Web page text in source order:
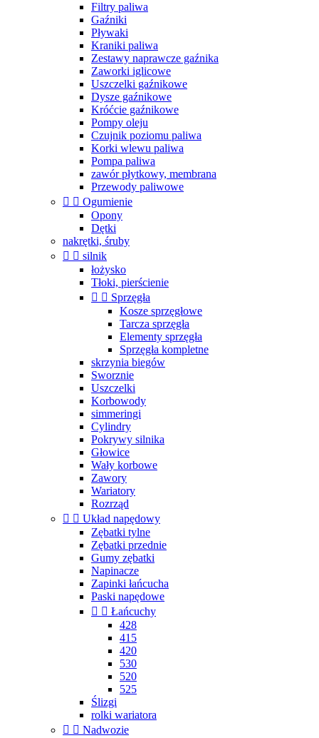
Filtry paliwa
Gaźniki
Pływaki
Kraniki paliwa
Zestawy naprawcze gaźnika
Zaworki iglicowe
Uszczelki gaźnikowe
Dysze gaźnikowe
Króćcie gaźnikowe
Pompy oleju
Czujnik poziomu paliwa
Korki wlewu paliwa
Pompa paliwa
zawór płytkowy, membrana
Przewody paliwowe
  Ogumienie
Opony
Dętki
nakrętki, śruby
  silnik
łożysko
Tłoki, pierścienie
  Sprzęgła
Kosze sprzęgłowe
Tarcza sprzęgła
Elementy sprzęgła
Sprzęgła kompletne
skrzynia biegów
Sworznie
Uszczelki
Korbowody
simmeringi
Cylindry
Pokrywy silnika
Głowice
Wały korbowe
Zawory
Wariatory
Rozrząd
  Układ napędowy
Zębatki tylne
Zębatki przednie
Gumy zębatki
Napinacze
Zapinki łańcucha
Paski napędowe
  Łańcuchy
428
415
420
530
520
525
Ślizgi
rolki wariatora
  Nadwozie